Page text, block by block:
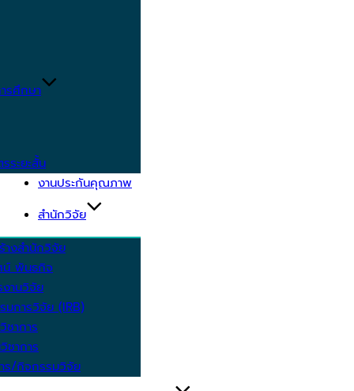
รศึกษา
ระยะสั้น
งานประกันคุณภาพ
สำนักวิจัย
างสำนักวิจัย
น์ พันธกิจ
งานวิจัย
มการวิจัย (IRB)
ชาการ
ชาการ
ร/กิจกรรมวิจัย